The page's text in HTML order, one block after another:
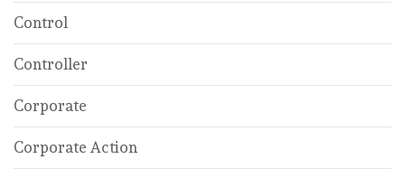
Control
Controller
Corporate
Corporate Action